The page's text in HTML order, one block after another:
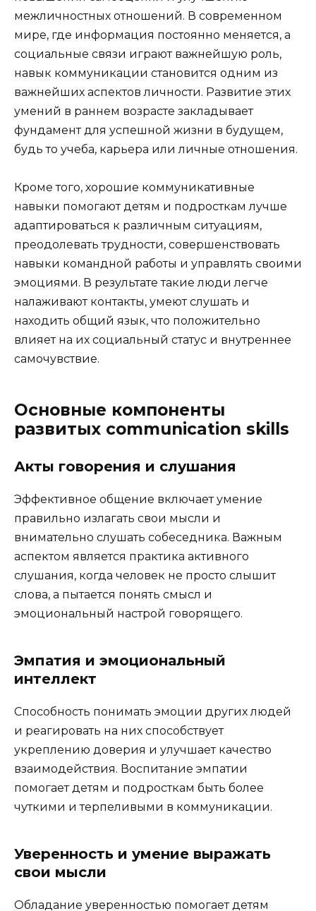
межличностных отношений. В современном
мире, где информация постоянно меняется, а
социальные связи играют важнейшую роль,
навык коммуникации становится одним из
важнейших аспектов личности. Развитие этих
умений в раннем возрасте закладывает
фундамент для успешной жизни в будущем,
будь то учеба, карьера или личные отношения.
Кроме того, хорошие коммуникативные
навыки помогают детям и подросткам лучше
адаптироваться к различным ситуациям,
преодолевать трудности, совершенствовать
навыки командной работы и управлять своими
эмоциями. В результате такие люди легче
налаживают контакты, умеют слушать и
находить общий язык, что положительно
влияет на их социальный статус и внутреннее
самочувствие.
Основные компоненты
развитых communication skills
Акты говорения и слушания
Эффективное общение включает умение
правильно излагать свои мысли и
внимательно слушать собеседника. Важным
аспектом является практика активного
слушания, когда человек не просто слышит
слова, а пытается понять смысл и
эмоциональный настрой говорящего.
Эмпатия и эмоциональный
интеллект
Способность понимать эмоции других людей
и реагировать на них способствует
укреплению доверия и улучшает качество
взаимодействия. Воспитание эмпатии
помогает детям и подросткам быть более
чуткими и терпеливыми в коммуникации.
Уверенность и умение выражать
свои мысли
Обладание уверенностью помогает детям